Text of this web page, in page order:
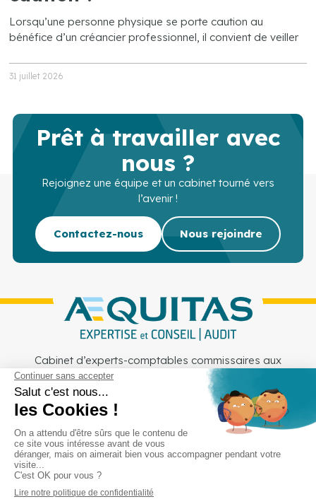
Lorsqu’une personne physique se porte caution au
bénéfice d’un créancier professionnel, il convient de veiller
31 juillet 2026
Prêt à travailler avec
nous ?
Rejoignez une équipe et un cabinet tourné vers
l’avenir !
Contactez-nous Nous rejoindre
Cabinet d’experts-comptables commissaires aux
comptes sur Lille, Lens et Douai
Services Secteurs Outils
Cabinet
Recrutement